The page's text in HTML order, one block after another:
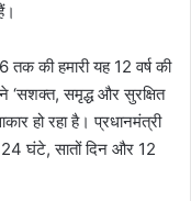
की हमारी यह 12 वर्ष की
‘सशक्त, समृद्ध और सुरक्षित
हो रहा है। प्रधानमंत्री
24 घंटे, सातों दिन और 12